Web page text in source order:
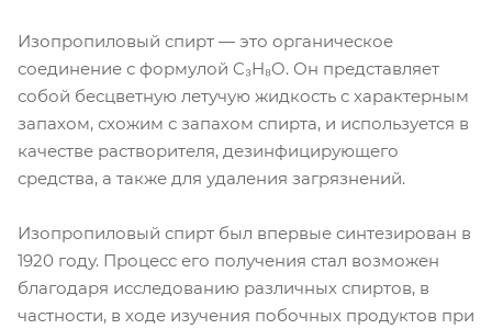
Изопропиловый спирт — это органическое
соединение с формулой C₃H₈O. Он представляет
собой бесцветную летучую жидкость с характерным
запахом, схожим с запахом спирта, и используется в
качестве растворителя, дезинфицирующего
средства, а также для удаления загрязнений.
Изопропиловый спирт был впервые синтезирован в
1920 году. Процесс его получения стал возможен
благодаря исследованию различных спиртов, в
частности, в ходе изучения побочных продуктов при